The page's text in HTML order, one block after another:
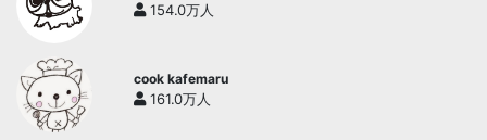
154.0万人
cook kafemaru
161.0万人